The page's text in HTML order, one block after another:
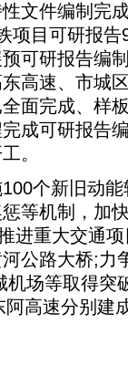
文件编制完
项目可研报
可研报告编
高速、市城
面完成、样
成可研报告
。
个新旧动能
等机制，加
进重大交通
公路大桥;力
场等取得突
高速分别建